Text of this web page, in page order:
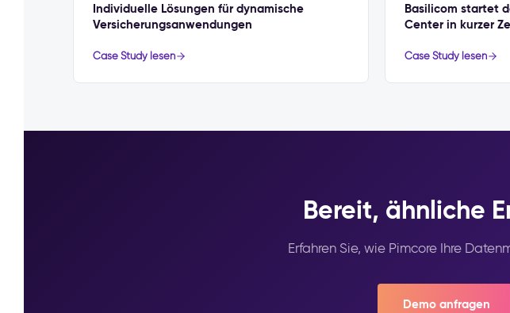
Individuelle Lösungen für dynamische
Versicherungsanwendungen
Case Study lesen
Basilicom startet
Center in kurzer
Case Study lesen
Bereit, ähnliche
Erfahren Sie, wie Pimcore Ihre
Demo anfragen